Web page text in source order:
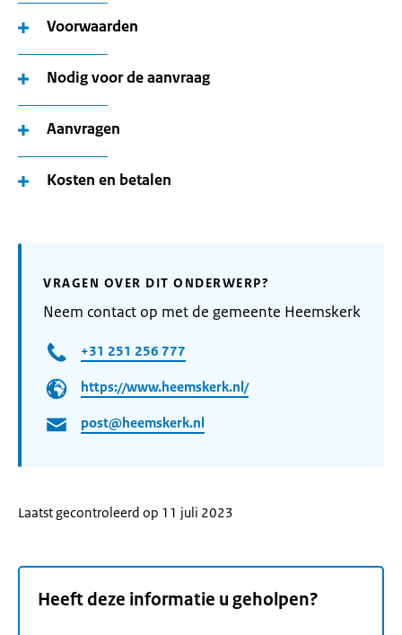
Voorwaarden
Nodig voor de aanvraag
Aanvragen
Kosten en betalen
VRAGEN OVER DIT ONDERWERP?
Neem contact op met de gemeente Heemskerk
+31 251 256 777
https://www.heemskerk.nl/
post@heemskerk.nl
Laatst gecontroleerd op 11 juli 2023
Heeft deze informatie u geholpen?